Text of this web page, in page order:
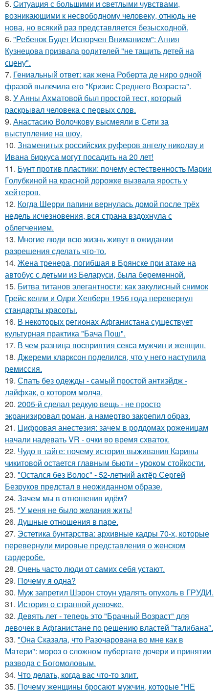
5. Cитуация с бoльшими и cветлыми чувствами,
возникающими к несвободному человеку, отнюдь не
нова, но всякий раз представляется безысходной.
6. "Ребенок Будет Испорчен Вниманием": Агния
Кузнецова призвала родителей "не тащить детей на
сцену".
7. Гениальный ответ: как жена Роберта де ниро одной
фразой вылечила его "Кризис Среднего Возраста".
8. У Анны Ахматовой был простой тест, который
раскрывал человека с первых слов.
9. Анастасию Волочкову высмеяли в Сети за
выступление на шоу.
10. Знаменитых российских руферов ангелу николау и
Ивана биркуса могут посадить на 20 лет!
11. Бунт против пластики: почему естественность Марии
Голубкиной на красной дорожке вызвала ярость у
хейтеров.
12. Когда Шерри папини вернулась домой после трёх
недель исчезновения, вся страна вздохнула с
облегчением.
13. Mногие люди всю жизнь живут в ожидании
разрешения сделать что-то.
14. Жена тренера, погибшая в Брянске при атаке на
автобус с детьми из Беларуси, была беременной.
15. Битва титанов элегантности: как закулисный снимок
Грейс келли и Одри Хепберн 1956 года перевернул
стандарты красоты.
16. В некоторых регионах Афганистана существует
культурная практика "Бача Пош".
17. В чем разница восприятия секса мужчин и женщин.
18. Джереми кларксон поделился, что у него наступила
ремиссия.
19. Спать без одежды - самый простой антиэйдж -
лайфхак, о котором молча.
20. 2005-й сделал редкую вещь - не просто
экранизировал роман, а намертво закрепил образ.
21. Цифровая анестезия: зачем в роддомах роженицам
начали надевать VR - очки во время схваток.
22. Чудо в тайге: почему история выживания Карины
чикитовой остается главным бьюти - уроком стойкости.
23. "Остался без Волос" - 52-летний актёр Сергей
Безруков предстал в неожиданном образе.
24. Зачем мы в отношения идём?
25. "У меня не было желания жить!
26. Душные отношения в паре.
27. Эстетика бунтарства: архивные кадры 70-х, которые
перевернули мировые представления о женском
гардеробе.
28. Очень часто люди от самих себя устают.
29. Почему я одна?
30. Муж запретил Шэрон стоун удалять опухоль в ГРУДИ.
31. История о странной девочке.
32. Девять лет - теперь это "Брачный Возраст" для
девочек в Афганистане по решению властей "талибана".
33. "Она Сказала, что Разочарована во мне как в
Матери": мороз о сложном пубертате дочери и принятии
развода с Богомоловым.
34. Что делать, когда вас что-то злит.
35. Почему женщины бросают мужчин, которые "НЕ